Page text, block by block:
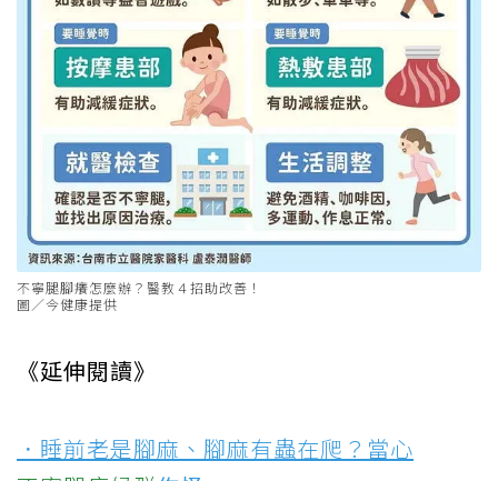
不寧腿腳癢怎麼辦？醫教４招助改善！
圖／今健康提供
《延伸閱讀》
．睡前老是腳麻、腳麻有蟲在爬？當心